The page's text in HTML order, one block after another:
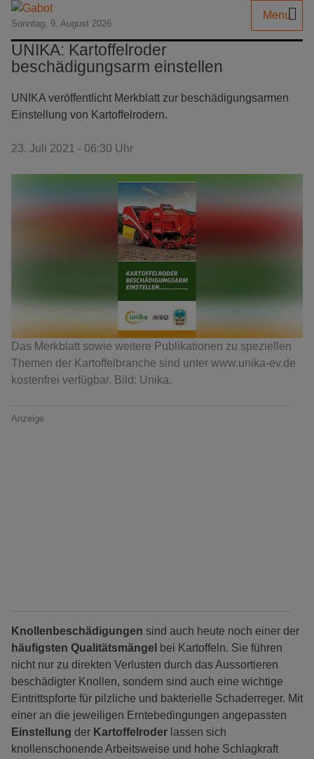
Sonntag, 9. August 2026
Menu
UNIKA: Kartoffelroder
beschädigungsarm einstellen
UNIKA veröffentlicht Merkblatt zur beschädigungsarmen
Einstellung von Kartoffelrodern.
23. Juli 2021 - 06:30 Uhr
Das Merkblatt sowie weitere Publikationen zu speziellen
Themen der Kartoffelbranche sind unter www.unika-ev.de
kostenfrei verfügbar. Bild: Unika.
Anzeige
Knollenbeschädigungen sind auch heute noch einer der
häufigsten Qualitätsmängel bei Kartoffeln. Sie führen
nicht nur zu direkten Verlusten durch das Aussortieren
beschädigter Knollen, sondern sind auch eine wichtige
Eintrittspforte für pilzliche und bakterielle Schaderreger. Mit
einer an die jeweiligen Erntebedingungen angepassten
Einstellung der Kartoffelroder lassen sich
knollenschonende Arbeitsweise und hohe Schlagkraft